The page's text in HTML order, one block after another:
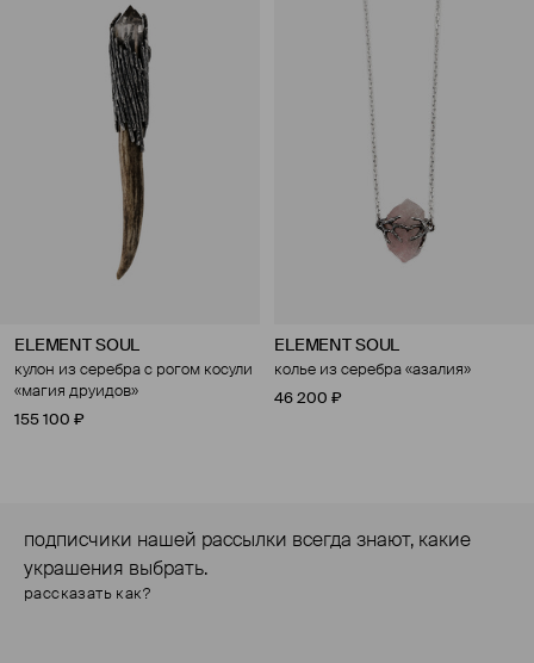
ELEMENT SOUL
кулон из серебра с рогом косули
«магия друидов»
155 100 ₽
ELEMENT SOUL
колье из серебра «азалия»
46 200 ₽
подписчики нашей рассылки всегда знают, какие
украшения выбрать.
рассказать как?